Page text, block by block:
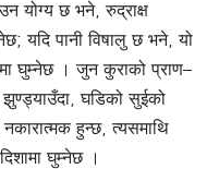
योग्य छ भने, रुद्राक्ष
यदि पानी विषालु छ भने, यो
घुम्नेछ । जुन कुराको प्राण–
झुण्ड्याउँदा, घडिको सुईको
हुन्छ, त्यसमाथि
घुम्नेछ ।